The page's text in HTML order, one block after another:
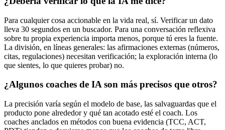
Para cualquier cosa accionable en la vida real, sí. Verificar un dato
lleva 30 segundos en un buscador. Para una conversación reflexiva
sobre tu propia experiencia importa menos, porque tú eres la fuente.
La división, en líneas generales: las afirmaciones externas (números,
citas, regulaciones) necesitan verificación; la exploración interna (lo
que sientes, lo que quieres probar) no.
¿Algunos coaches de IA son más precisos que otros?
La precisión varía según el modelo de base, las salvaguardas que el
producto pone alrededor y qué tan acotado esté el coach. Los
coaches anclados en métodos con buena evidencia (TCC, ACT,